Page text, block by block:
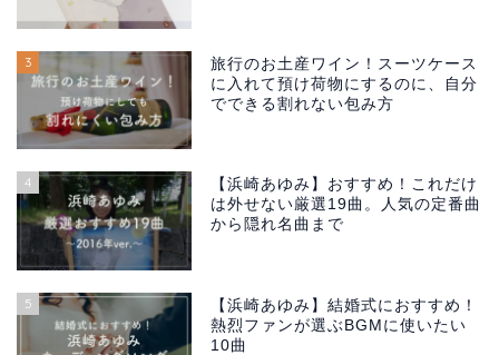
3
旅行のお土産ワイン！スーツケース
に入れて預け荷物にするのに、自分
でできる割れない包み方
4
【浜崎あゆみ】おすすめ！これだけ
は外せない厳選19曲。人気の定番曲
から隠れ名曲まで
5
【浜崎あゆみ】結婚式におすすめ！
熱烈ファンが選ぶBGMに使いたい
10曲